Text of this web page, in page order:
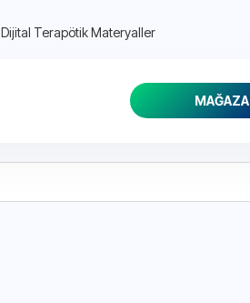
Dijital Terapötik Materyaller
MAĞAZA